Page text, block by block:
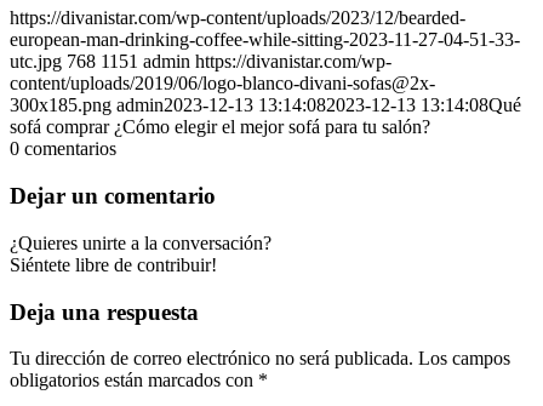
https://divanistar.com/wp-content/uploads/2023/12/bearded-
european-man-drinking-coffee-while-sitting-2023-11-27-04-51-33-
utc.jpg 768 1151 admin https://divanistar.com/wp-
content/uploads/2019/06/logo-blanco-divani-sofas@2x-
300x185.png admin2023-12-13 13:14:082023-12-13 13:14:08Qué
sofá comprar ¿Cómo elegir el mejor sofá para tu salón?
0 comentarios
Dejar un comentario
¿Quieres unirte a la conversación?
Siéntete libre de contribuir!
Deja una respuesta
Tu dirección de correo electrónico no será publicada. Los campos
obligatorios están marcados con *